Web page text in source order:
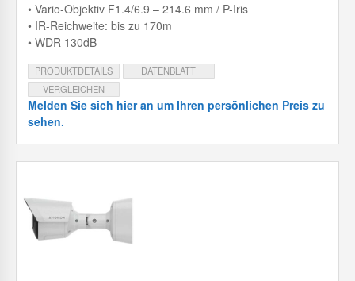
• Vario-Objektiv F1.4/6.9 – 214.6 mm / P-Iris
• IR-Reichweite: bis zu 170m
• WDR 130dB
PRODUKTDETAILS
DATENBLATT
VERGLEICHEN
Melden Sie sich hier an um Ihren persönlichen Preis zu
sehen.